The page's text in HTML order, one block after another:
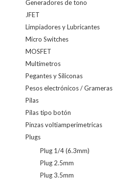
Generadores de tono
JFET
Limpiadores y Lubricantes
Micro Switches
MOSFET
Multímetros
Pegantes y Siliconas
Pesos electrónicos / Grameras
Pilas
Pilas tipo botón
Pinzas voltiamperimetricas
Plugs
Plug 1/4 (6.3mm)
Plug 2.5mm
Plug 3.5mm